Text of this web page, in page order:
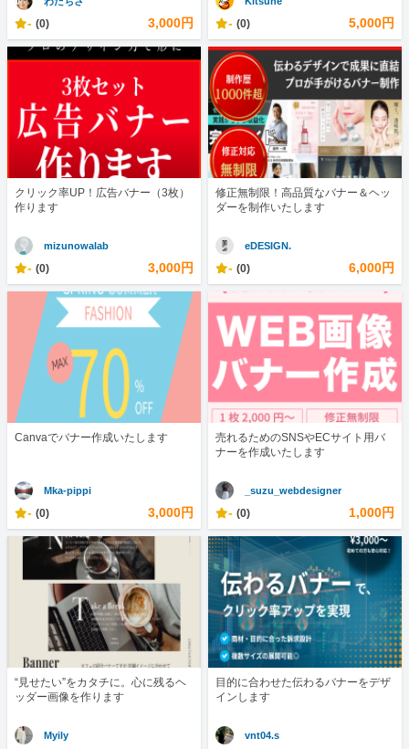
- (0) 3,000円 - (0) 5,000円
クリック率UP！広告バナー（3枚）
作ります
mizunowalab
- (0) 3,000円
修正無制限！高品質なバナー＆ヘッ
ダーを制作いたします
eDESIGN.
- (0) 6,000円
Canvaでバナー作成いたします
Mka-pippi
- (0) 3,000円
売れるためのSNSやECサイト用バ
ナーを作成いたします
_suzu_webdesigner
- (0) 1,000円
“見せたい”をカタチに。心に残るヘ
ッダー画像を作ります
Myily
目的に合わせた伝わるバナーをデザ
インします
vnt04.s